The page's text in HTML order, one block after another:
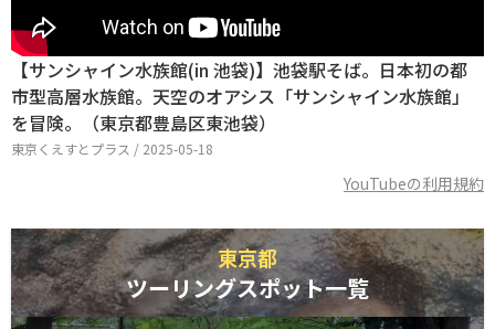
【サンシャイン水族館(in 池袋)】池袋駅そば。日本初の都
市型高層水族館。天空のオアシス「サンシャイン水族館」
を冒険。（東京都豊島区東池袋）
東京くえすとプラス / 2025-05-18
YouTubeの利用規約
東京都
ツーリングスポット一覧